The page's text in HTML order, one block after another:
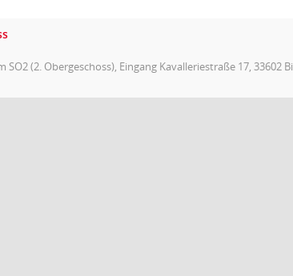
SO2 (2. Obergeschoss), Eingang Kavalleriestraße 17, 33602